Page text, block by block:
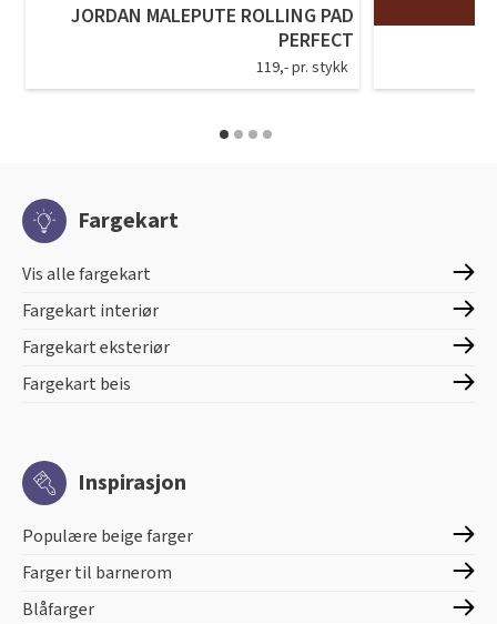
JORDAN MALEPUTE ROLLING PAD
PERFECT
119,- pr. stykk
Fargekart
Vis alle fargekart
Fargekart interiør
Fargekart eksteriør
Fargekart beis
Inspirasjon
Populære beige farger
Farger til barnerom
Blåfarger